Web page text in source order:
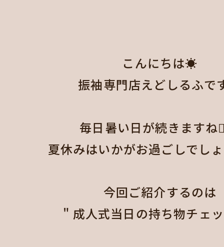
こんにちは☀️
振袖専門店えどしるふ
毎日暑い日が続きますね
夏休みはいかがお過ごしでし
今回ご紹介するのは
" 成人式当日の持ち物チェ